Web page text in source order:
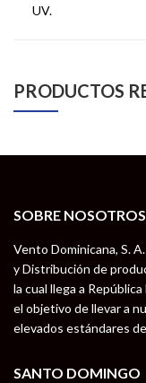
UV.
PRODUCTOS
SOBRE NOSOTROS
Vento Dominicana, S.
y Distribución de
la cual llega a
el objetivo de llevar a
elevados estándares
SANTO DOMINGO